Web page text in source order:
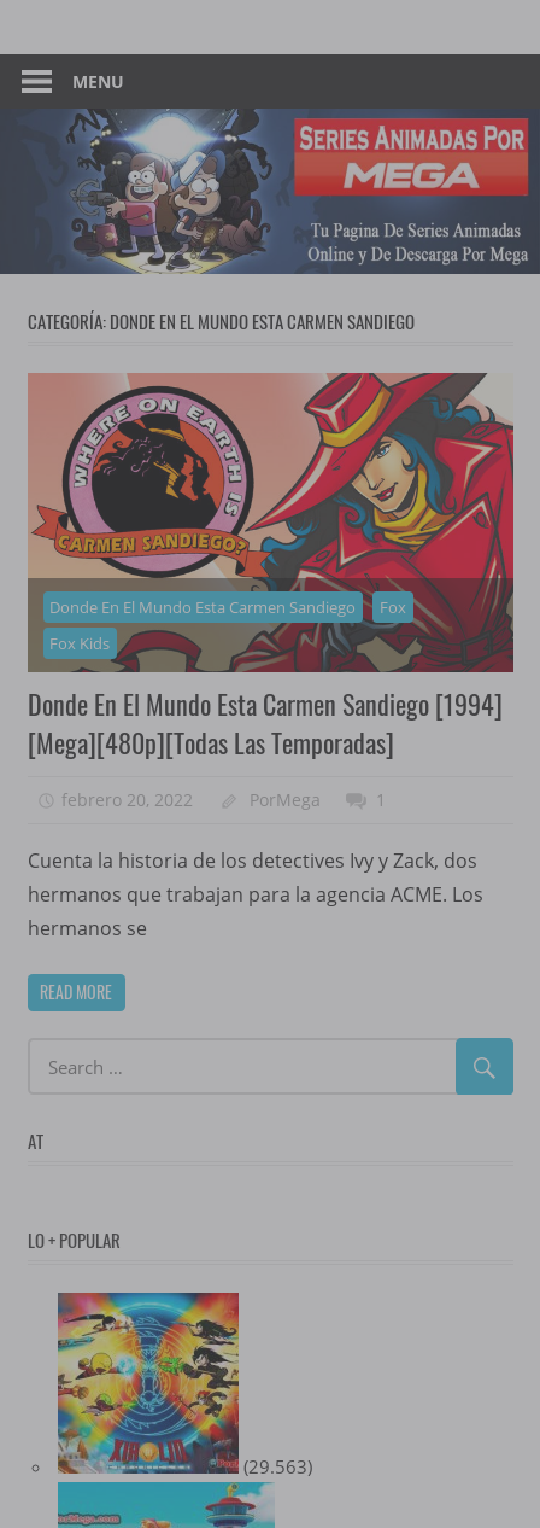
content
Series
Animadas
–
Por
Mega
Pagina
De
Descarga
Mega
MENU
CATEGORÍA:DONDE EN EL MUNDO ESTA CARMEN SANDIEGO
Donde En El Mundo Esta Carmen Sandiego
Fox
Fox Kids
Donde En El Mundo Esta Carmen Sandiego [1994]
[Mega][480p][Todas Las Temporadas]
febrero 20, 2022 PorMega 1
Cuenta la historia de los detectives Ivy y Zack, dos
hermanos que trabajan para la agencia ACME. Los
hermanos se
READ MORE
AT
LO + POPULAR
(29.563)